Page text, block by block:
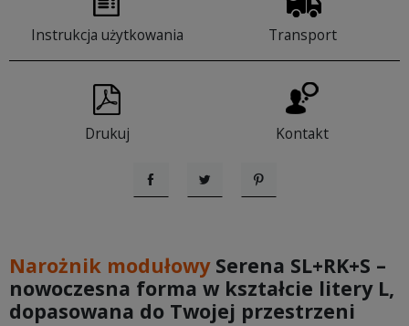
Instrukcja użytkowania Transport
Drukuj Kontakt
UdostępnijTweetujPinterest
Narożnik modułowySerena SL+RK+S –
nowoczesna forma w kształcie litery L,
dopasowana do Twojej przestrzeni